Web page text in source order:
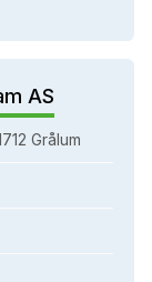
AS
Grålum